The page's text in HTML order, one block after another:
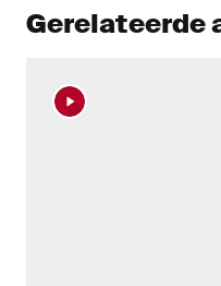
Gerelateerde